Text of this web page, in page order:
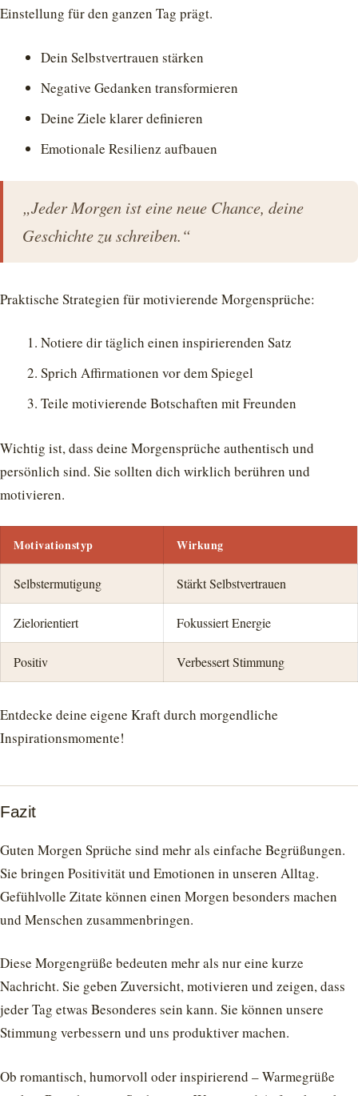
Einstellung für den ganzen Tag prägt.
Dein Selbstvertrauen stärken
Negative Gedanken transformieren
Deine Ziele klarer definieren
Emotionale Resilienz aufbauen
„Jeder Morgen ist eine neue Chance, deine
Geschichte zu schreiben.“
Praktische Strategien für motivierende Morgensprüche:
Notiere dir täglich einen inspirierenden Satz
Sprich Affirmationen vor dem Spiegel
Teile motivierende Botschaften mit Freunden
Wichtig ist, dass deine Morgensprüche authentisch und
persönlich sind. Sie sollten dich wirklich berühren und
motivieren.
Motivationstyp Wirkung
Selbstermutigung Stärkt Selbstvertrauen
Zielorientiert Fokussiert Energie
Positiv Verbessert Stimmung
Entdecke deine eigene Kraft durch morgendliche
Inspirationsmomente!
Fazit
Guten Morgen Sprüche sind mehr als einfache Begrüßungen.
Sie bringen Positivität und Emotionen in unseren Alltag.
Gefühlvolle Zitate können einen Morgen besonders machen
und Menschen zusammenbringen.
Diese Morgengrüße bedeuten mehr als nur eine kurze
Nachricht. Sie geben Zuversicht, motivieren und zeigen, dass
jeder Tag etwas Besonderes sein kann. Sie können unsere
Stimmung verbessern und uns produktiver machen.
Ob romantisch, humorvoll oder inspirierend – Warmegrüße